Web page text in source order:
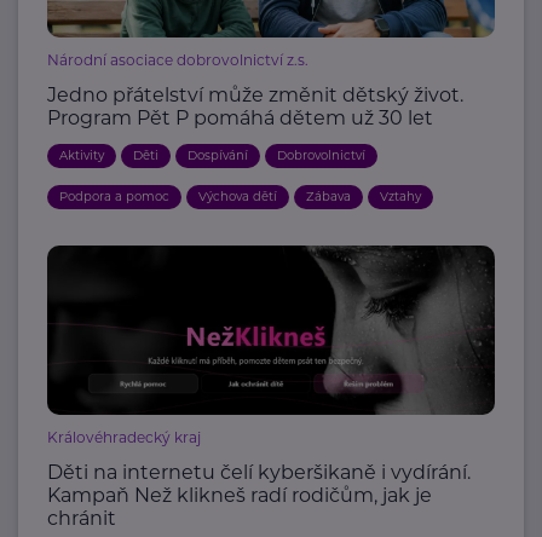
Národní asociace dobrovolnictví z.s.
Jedno přátelství může změnit dětský život.
Program Pět P pomáhá dětem už 30 let
Aktivity Děti Dospívání Dobrovolnictví
Podpora a pomoc Výchova dětí Zábava Vztahy
Královéhradecký kraj
Děti na internetu čelí kyberšikaně i vydírání.
Kampaň Než klikneš radí rodičům, jak je
chránit